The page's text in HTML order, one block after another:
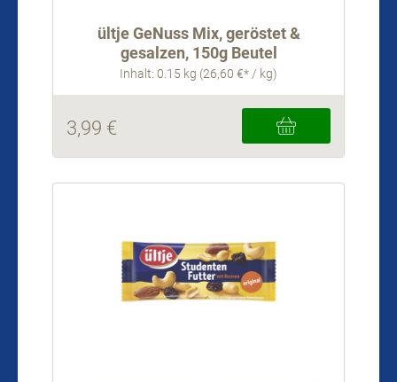
ültje GeNuss Mix, geröstet &
gesalzen, 150g Beutel
Inhalt: 0.15 kg (26,60 €* / kg)
3,99 €